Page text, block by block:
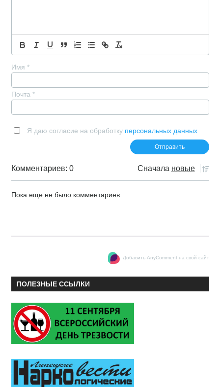
Имя *
Почта *
Я даю согласие на обработку персональных данных
Комментариев: 0 Сначала новые
Пока еще не было комментариев
Добавить AnyComment на свой сайт
ПОЛЕЗНЫЕ ССЫЛКИ